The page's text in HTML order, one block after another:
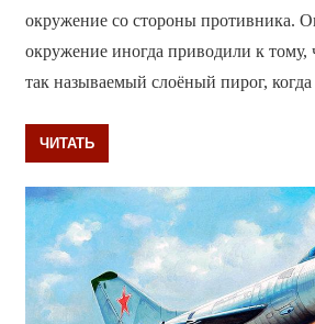
окружение со стороны противника.
окружение иногда приводили к тому,
так называемый слоёный пирог, когда
ЧИТАТЬ